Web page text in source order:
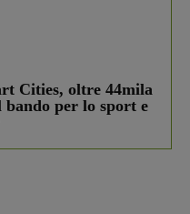
Cities, oltre 44mila
per lo sport e